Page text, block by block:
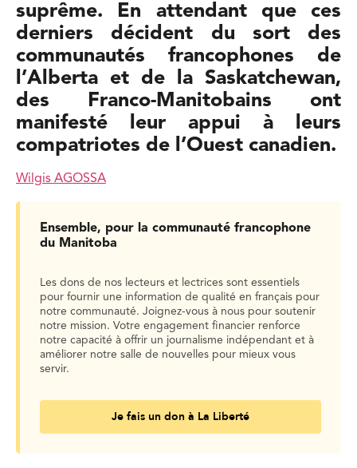
suprême. En attendant que ces
derniers décident du sort des
communautés francophones de
l’Alberta et de la Saskatchewan,
des Franco-Manitobains ont
manifesté leur appui à leurs
compatriotes de l’Ouest canadien.
Wilgis AGOSSA
Ensemble, pour la communauté francophone
du Manitoba
Les dons de nos lecteurs et lectrices sont essentiels
pour fournir une information de qualité en français pour
notre communauté. Joignez-vous à nous pour soutenir
notre mission. Votre engagement financier renforce
notre capacité à offrir un journalisme indépendant et à
améliorer notre salle de nouvelles pour mieux vous
servir.
Je fais un don à La Liberté